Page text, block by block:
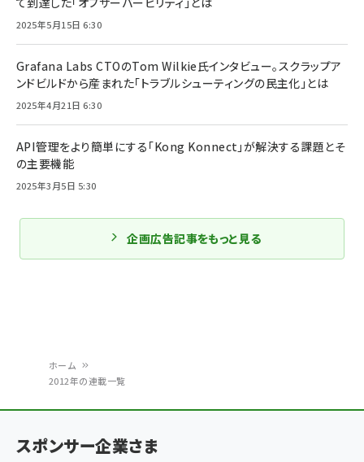
く
ホーム
2012年の連載一覧
2025年5月15日 6:30
Grafana Labs CTOのTom Wilkie氏インタビュー。スクラップア
ンドビルドから産まれた「トラブルシューティングの民主化」とは
2025年4月21日 6:30
API管理をより簡単にする「Kong Konnect」が解決する課題とそ
の主要機能
2025年3月5日 5:30
企画広告記事をもっと見る
スポンサー企業さま